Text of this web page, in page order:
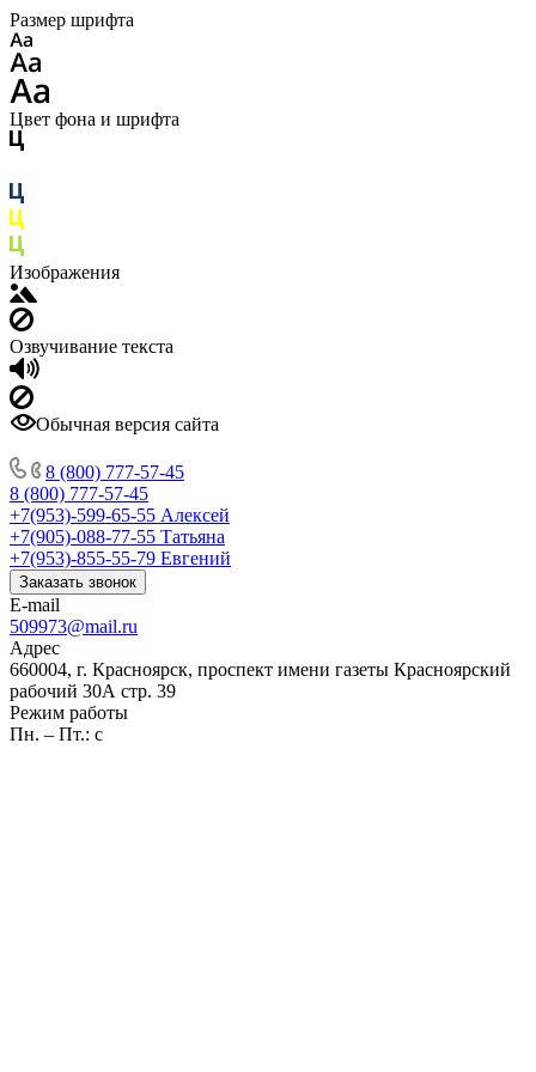
Размер шрифта
Цвет фона и шрифта
Изображения
Озвучивание текста
Обычная версия сайта
8 (800) 777-57-45
8 (800) 777-57-45
+7(953)-599-65-55 Алексей
+7(905)-088-77-55 Татьяна
+7(953)-855-55-79 Евгений
Заказать звонок
E-mail
509973@mail.ru
Адрес
660004, г. Красноярск, проспект имени газеты Красноярский
рабочий 30А стр. 39
Режим работы
Пн. – Пт.: с